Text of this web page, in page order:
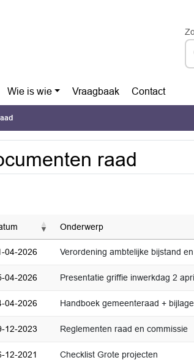
Wie is wie Vraagbaak Contact
raad
Onderwerp
04-2026 Verordening ambtelijke bijstand
04-2026 Presentatie griffie inwerkdag 2
04-2026 Handboek gemeenteraad +
12-2023 Reglementen raad en commissie
12-2021 Checklist Grote projecten